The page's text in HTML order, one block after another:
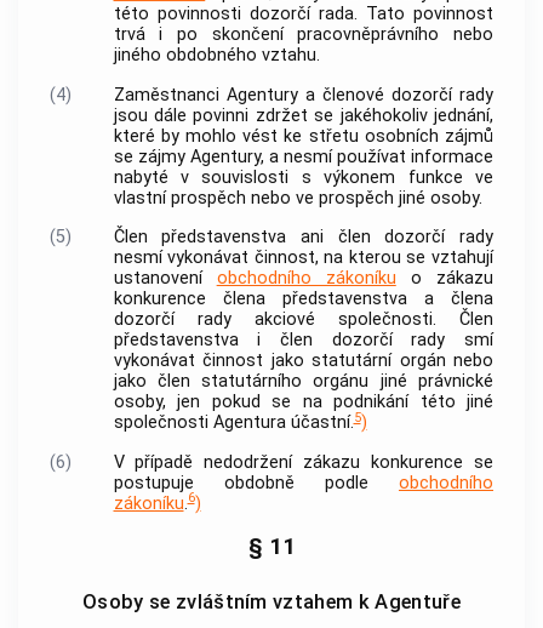
této povinnosti dozorčí rada. Tato povinnost
trvá i po skončení pracovněprávního nebo
jiného obdobného vztahu.
(4)
Zaměstnanci Agenturya členové dozorčí rady
jsou dále povinni zdržet se jakéhokoliv jednání,
které by mohlo vést ke střetu osobních zájmů
se zájmy Agentury, a nesmí používat informace
nabyté v souvislosti s výkonem funkce ve
vlastní prospěch nebo ve prospěch jiné osoby.
(5)
Člen představenstva ani člendozorčí rady
nesmí vykonávat činnost, na kterou se vztahují
ustanovení obchodního zákoníku o zákazu
konkurence člena představenstva a člena
dozorčí rady
akciové společnosti. Člen
představenstva i člen dozorčí rady smí
vykonávat činnost jako statutární orgán nebo
jako člen statutárního orgánu jiné právnické
osoby, jen pokud se na podnikání této jiné
společnosti Agenturaúčastní.5)
(6)
V případě nedodržení zákazu konkurence se
postupuje obdobně podle obchodního
zákoníku.6)
§ 11
Osoby se zvláštním vztahem k Agentuře